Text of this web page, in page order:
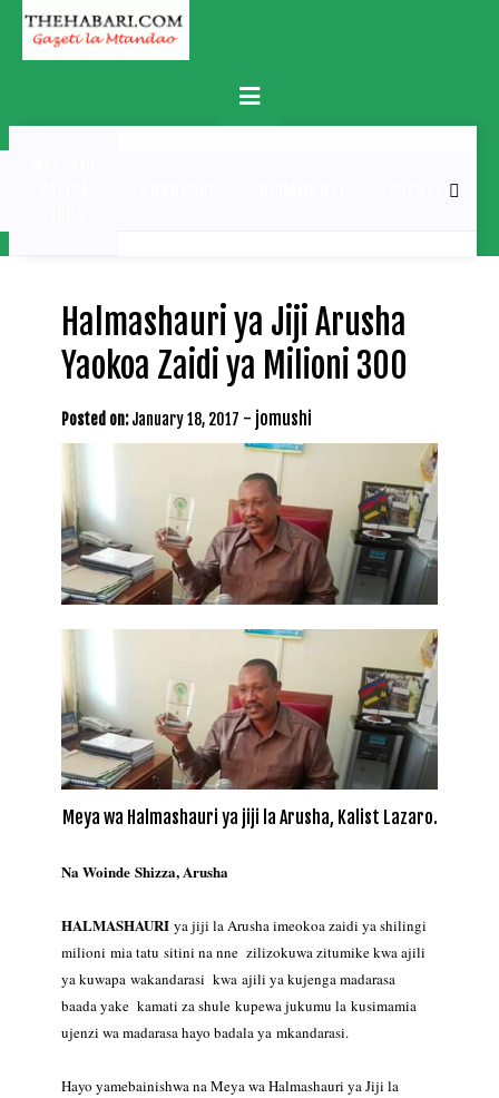
Skip
content
Primary
Menu
MICHEZO
Halmashauri ya Jiji Arusha
Yaokoa Zaidi ya Milioni 300
Posted on: January 18, 2017 - jomushi
Meya wa Halmashauri ya jiji la Arusha, Kalist Lazaro.
Na Woinde Shizza, Arusha
HALMASHAURI ya jiji la Arusha imeokoa zaidi ya shilingi
milioni mia tatu sitini na nne zilizokuwa zitumike kwa ajili
ya kuwapa wakandarasi kwa ajili ya kujenga madarasa
baada yake kamati za shule kupewa jukumu la kusimamia
ujenzi wa madarasa hayo badala ya mkandarasi.
Hayo yamebainishwa na Meya wa Halmashauri ya Jiji la